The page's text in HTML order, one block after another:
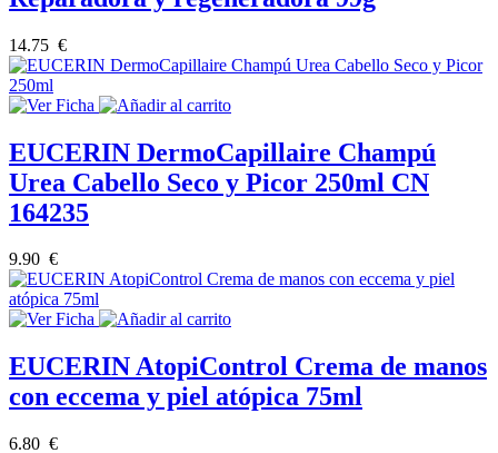
14.75 €
EUCERIN DermoCapillaire Champú
Urea Cabello Seco y Picor 250ml CN
164235
9.90 €
EUCERIN AtopiControl Crema de manos
con eccema y piel atópica 75ml
6.80 €